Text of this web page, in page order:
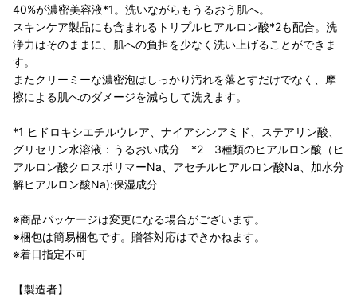
40%が濃密美容液*1。洗いながらもうるおう肌へ。
スキンケア製品にも含まれるトリプルヒアルロン酸*2も配合。洗
浄力はそのままに、肌への負担を少なく洗い上げることができま
す。
またクリーミーな濃密泡はしっかり汚れを落とすだけでなく、摩
擦による肌へのダメージを減らして洗えます。
*1 ヒドロキシエチルウレア、ナイアシンアミド、ステアリン酸、
グリセリン水溶液：うるおい成分 *2 3種類のヒアルロン酸（ヒ
アルロン酸クロスポリマーNa、アセチルヒアルロン酸Na、加水分
解ヒアルロン酸Na):保湿成分
※商品パッケージは変更になる場合がございます。
※梱包は簡易梱包です。贈答対応はできかねます。
※着日指定不可
【製造者】